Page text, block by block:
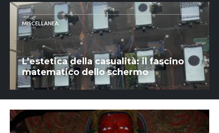
MISCELLANEA
L’estetica della casualità: il fascino
matematico dello schermo